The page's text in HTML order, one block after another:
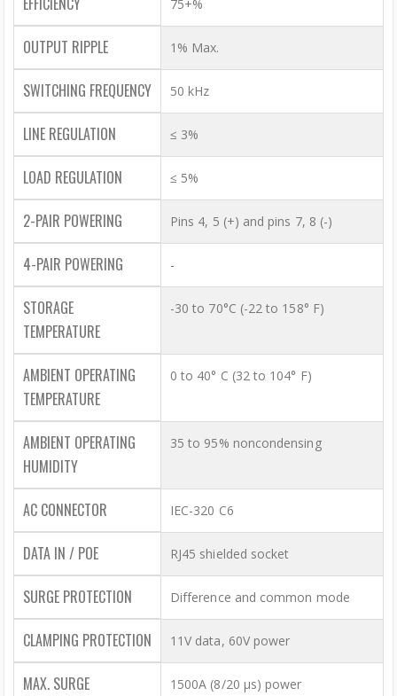
75+%
OUTPUT RIPPLE 1% Max.
SWITCHING FREQUENCY 50 kHz
LINE REGULATION ≤ 3%
LOAD REGULATION ≤ 5%
2-PAIR POWERING Pins 4, 5 (+) and pins 7, 8 (-)
4-PAIR POWERING -
STORAGE
TEMPERATURE
-30 to 70°C (-22 to 158° F)
AMBIENT OPERATING
TEMPERATURE
0 to 40° C (32 to 104° F)
AMBIENT OPERATING
HUMIDITY
35 to 95% noncondensing
AC CONNECTOR IEC-320 C6
DATA IN / POE RJ45 shielded socket
SURGE PROTECTION Difference and common mode
CLAMPING PROTECTION 11V data, 60V power
MAX. SURGE
1500A (8/20 μs) power